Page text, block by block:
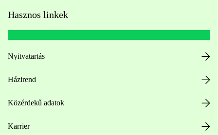
Hasznos linkek
Nyitvatartás
Házirend
Közérdekű adatok
Karrier